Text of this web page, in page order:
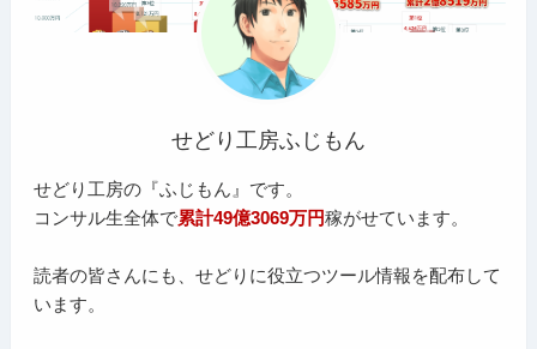
せどり工房ふじもん
せどり工房の『ふじもん』です。
コンサル生全体で累計49億3069万円稼がせています。
読者の皆さんにも、せどりに役立つツール情報を配布して
います。